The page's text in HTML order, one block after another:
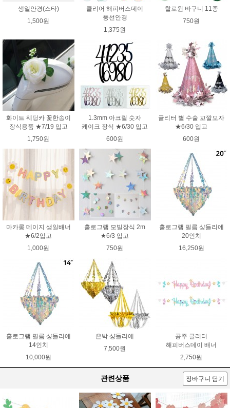
생일안경(스타)
1,500원
클리어 해피버스데이
풍선안경
1,375원
할로윈 바구니 11종
750원
화이트 웨딩카 꽃한송이
장식용품 ★7/19 입고
1,750원
1.3mm 아크릴 숫자
케이크 장식 ★6/30 입고
600원
글리터 별 수술 꼬깔모자
★6/30 입고
600원
마카롱 데이지 생일배너
★6/2입고
1,000원
홀로그램 모빌장식 2m
★6/3 입고
750원
홀로그램 필름 샹들리에
20인치
16,250원
홀로그램 필름 샹들리에
14인치
10,000원
은박 샹들리에
7,500원
공주 글리터
해피버스데이 배너
2,750원
관련상품 장바구니 담기